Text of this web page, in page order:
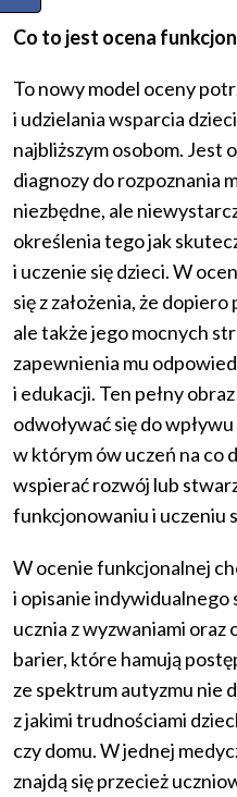
Co to jest ocena
To nowy model oceny
i udzielania wsparcia
najbliższym osobom. Jest
diagnozy do rozpoznania
niezbędne, ale
określenia tego jak
i uczenie się dzieci. W
się z założenia, że
ale także jego mocnych
zapewnienia mu
i edukacji. Ten pełny
odwoływać się do
w którym ów uczeń na co
wspierać rozwój lub
funkcjonowaniu i uczeniu
W ocenie funkcjonalnej
i opisanie indywidualnego
ucznia z wyzwaniami
barier, które hamują
ze spektrum autyzmu nie
z jakimi trudnościami
czy domu. W jednej
znajdą się przecież